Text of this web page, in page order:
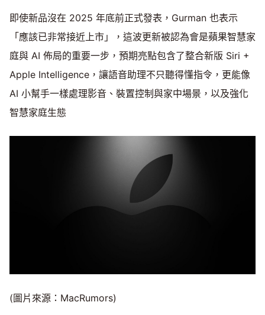
即使新品沒在 2025 年底前正式發表，Gurman 也表示
「應該已非常接近上市」，這波更新被認為會是蘋果智慧家
庭與 AI 佈局的重要一步，預期亮點包含了整合新版 Siri +
Apple Intelligence，讓語音助理不只聽得懂指令，更能像
AI 小幫手一樣處理影音、裝置控制與家中場景，以及強化
智慧家庭生態
(圖片來源：MacRumors)